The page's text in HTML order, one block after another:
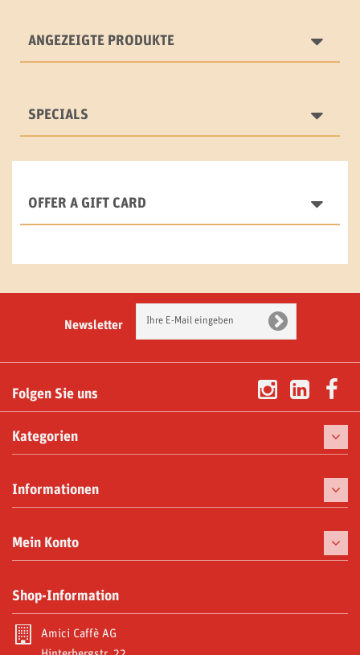
ANGEZEIGTE PRODUKTE
SPECIALS
OFFER A GIFT CARD
Newsletter
Folgen Sie uns
Kategorien
Kaffeemaschinen
Tassen
Moka und Zubehör
Abonnements
Informationen
Mein Konto
Meine Gutschriften
Meine Adressen
Shop-Information
Amici Caffè AG